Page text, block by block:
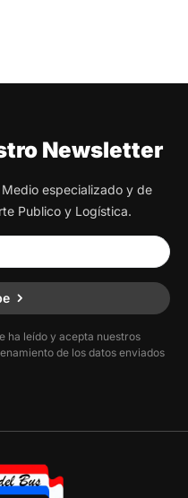
Newsletter
especializado y de
Publico y Logística.
ha leído y acepta nuestros
de los datos enviados